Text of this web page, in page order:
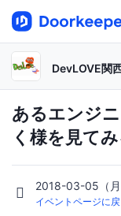
DevLOVE関
あるエンジ
く様を見て
2018-03-05（
イベントページに